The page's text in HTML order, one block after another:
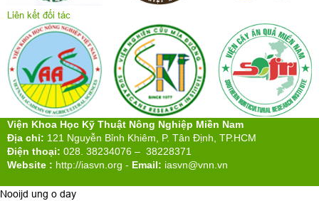
Liên kết đối tác
Viện Khoa Học Kỹ Thuật Nông Nghiệp Miền Nam
Địa chỉ: 121 Nguyễn Bỉnh Khiêm, P. Tân Định, TP.HCM
Điện thoại: 028. 38234076 – 38228371
Website : http://iasvn.org - Email: iasvn@vnn.vn
Nooijd ung o day